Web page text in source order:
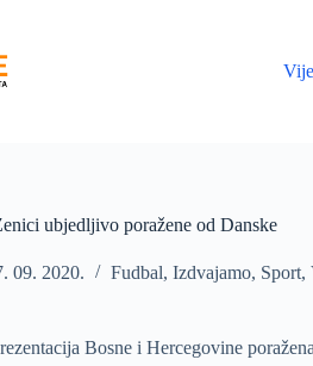
ubjedljivo poražene od Danske
09. 2020. Fudbal, Izdvajamo, Sport,
Bosne i Hercegovine